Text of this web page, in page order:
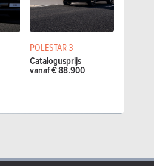
POLESTAR 3
Catalogusprijs
vanaf € 88.900